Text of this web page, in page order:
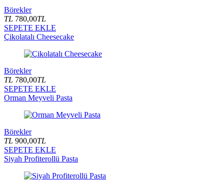
Börekler
TL 780,00TL
SEPETE EKLE
Çikolatalı Cheesecake
Börekler
TL 780,00TL
SEPETE EKLE
Orman Meyveli Pasta
Börekler
TL 900,00TL
SEPETE EKLE
Siyah Profiterollü Pasta